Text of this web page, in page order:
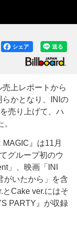
送る
シェア
上レポートから
かとなり、INIの
売り上げて、ハ
』は11月
グループ初のウ
」、映画「INI
がいたから」を含
Cake ver.にはそ
PARTY』が収録